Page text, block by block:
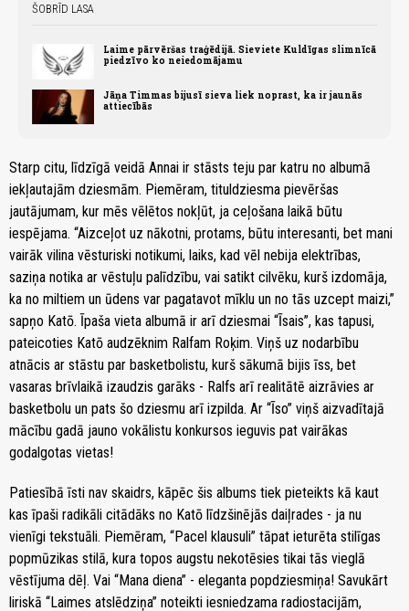
ŠOBRĪD LASA
Laime pārvēršas traģēdijā. Sieviete Kuldīgas slimnīcā
piedzīvo ko neiedomājamu
Jāņa Timmas bijusī sieva liek noprast, ka ir jaunās
attiecībās
Starp citu, līdzīgā veidā Annai ir stāsts teju par katru no albumā
iekļautajām dziesmām. Piemēram, tituldziesma pievēršas
jautājumam, kur mēs vēlētos nokļūt, ja ceļošana laikā būtu
iespējama. “Aizceļot uz nākotni, protams, būtu interesanti, bet mani
vairāk vilina vēsturiski notikumi, laiks, kad vēl nebija elektrības,
saziņa notika ar vēstuļu palīdzību, vai satikt cilvēku, kurš izdomāja,
ka no miltiem un ūdens var pagatavot mīklu un no tās uzcept maizi,”
sapņo Katō. Īpaša vieta albumā ir arī dziesmai “Īsais”, kas tapusi,
pateicoties Katō audzēknim Ralfam Roķim. Viņš uz nodarbību
atnācis ar stāstu par basketbolistu, kurš sākumā bijis īss, bet
vasaras brīvlaikā izaudzis garāks - Ralfs arī realitātē aizrāvies ar
basketbolu un pats šo dziesmu arī izpilda. Ar “Īso” viņš aizvadītajā
mācību gadā jauno vokālistu konkursos ieguvis pat vairākas
godalgotas vietas!
Patiesībā īsti nav skaidrs, kāpēc šis albums tiek pieteikts kā kaut
kas īpaši radikāli citādāks no Katō līdzšinējās daiļrades - ja nu
vienīgi tekstuāli. Piemēram, “Pacel klausuli” tāpat ieturēta stilīgas
popmūzikas stilā, kura topos augstu nekotēsies tikai tās vieglā
vēstījuma dēļ. Vai “Mana diena” - eleganta popdziesmiņa! Savukārt
liriskā “Laimes atslēdziņa” noteikti iesniedzama radiostacijām,